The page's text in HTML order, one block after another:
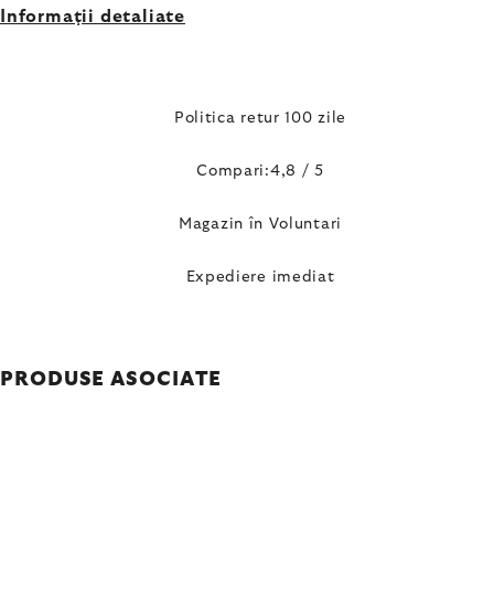
Informaţii detaliate
Politica retur 100 zile
Compari:4,8 / 5
Magazin în Voluntari
Expediere imediat
PRODUSE ASOCIATE